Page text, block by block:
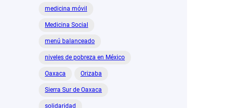
medicina móvil
Medicina Social
menú balanceado
niveles de pobreza en México
Oaxaca Orizaba
Sierra Sur de Oaxaca
solidaridad